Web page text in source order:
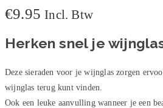
€9.95 Incl. Btw
Herken snel je
Deze sieraden voor je wijnglas zorgen
wijnglas terug kunt vinden.
Ook een leuke aanvulling wanneer je een